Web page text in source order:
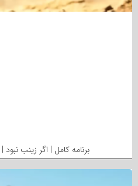
برنامه کامل | اگر زینب نبود | ۱۴۰۵.۵.۱۴| اربعین ۱۴۰۵